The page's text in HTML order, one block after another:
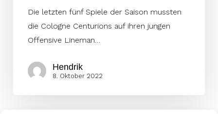
Die letzten fünf Spiele der Saison mussten
die Cologne Centurions auf ihren jungen
Offensive Lineman…
Hendrik
8. Oktober 2022